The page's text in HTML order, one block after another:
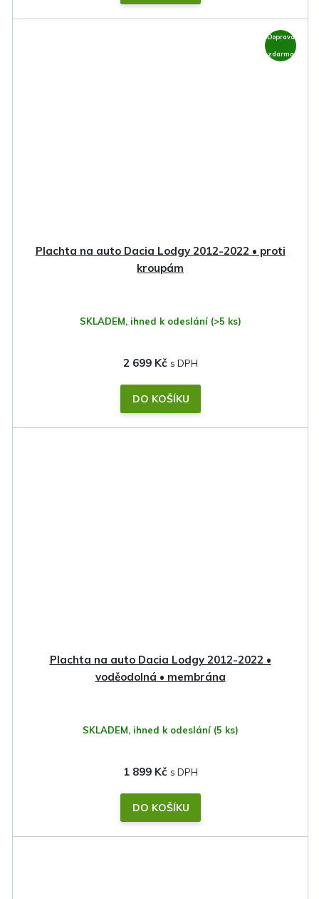
Doprava
zdarma
Plachta na auto Dacia Lodgy 2012-2022 • proti
kroupám
SKLADEM, ihned k odeslání (>5 ks)
2 699 Kč
DO KOŠÍKU
Plachta na auto Dacia Lodgy 2012-2022 •
voděodolná • membrána
SKLADEM, ihned k odeslání (5 ks)
1 899 Kč
DO KOŠÍKU